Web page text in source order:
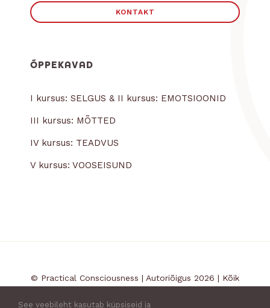
KONTAKT
ÕPPEKAVAD
I kursus: SELGUS & II kursus: EMOTSIOONID
III kursus: MÕTTED
IV kursus: TEADVUS
V kursus: VOOSEISUND
© Practical Consciousness | Autoriõigus 2026 | Kõik
See veebileht kasutab küpsiseid ja